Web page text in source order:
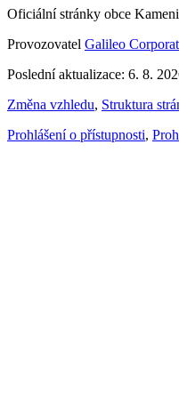
Oficiální stránky obce
Provozovatel Galileo
Poslední aktualizace: 6. 8.
Změna vzhledu, Struktura
Prohlášení o přístupnosti,